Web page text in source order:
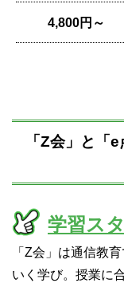
4,800円～
「Z会」と「
学習ス
「Z会」は通信教
いく学び。授業に